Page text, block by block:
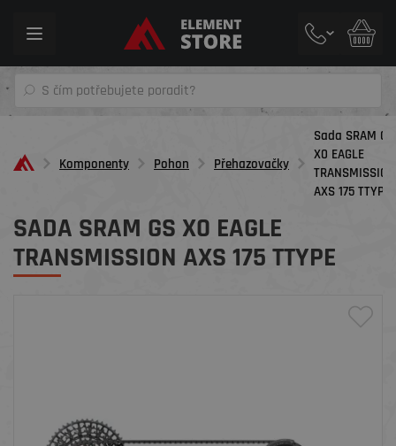
Toggle
Komponenty Pohon Přehazovačky
Sada SRAM GS
X0 EAGLE
TRANSMISSION
AXS 175 TTYPE
SADA SRAM GS X0 EAGLE
TRANSMISSION AXS 175 TTYPE